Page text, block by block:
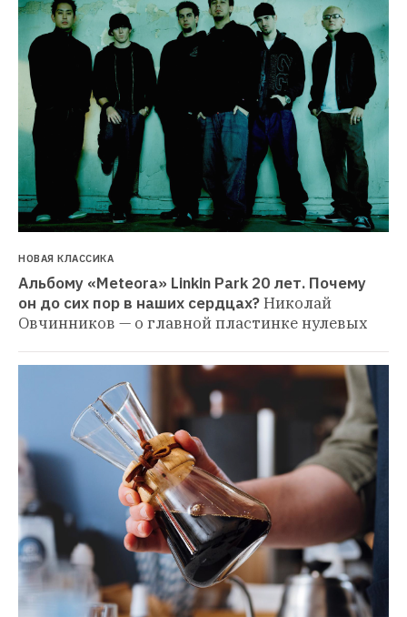
НОВАЯ КЛАССИКА
Альбому «Meteora» Linkin Park 20 лет. Почему
он до сих пор в наших сердцах?Николай
Овчинников — о главной пластинке нулевых